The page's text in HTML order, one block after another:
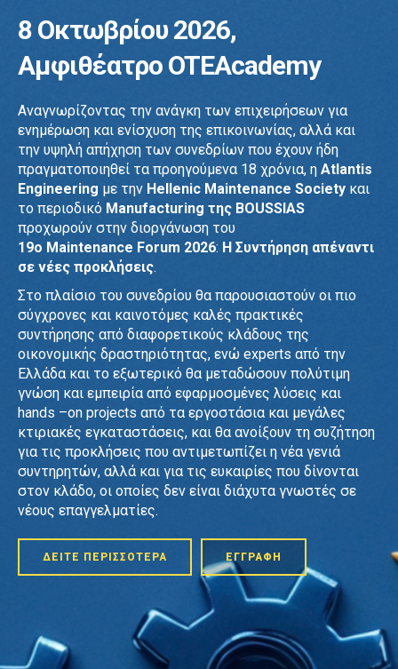
8 Οκτωβρίου 2026,
Αμφιθέατρο OTEAcademy
Αναγνωρίζοντας την ανάγκη των επιχειρήσεων για
ενημέρωση και ενίσχυση της επικοινωνίας, αλλά και
την υψηλή απήχηση των συνεδρίων που έχουν ήδη
πραγματοποιηθεί τα προηγούμενα 18 χρόνια, η Atlantis
Engineering με την Hellenic Maintenance Society και
το περιοδικό Manufacturing της BOUSSIAS
προχωρούν στην διοργάνωση του
19ο Maintenance Forum 2026: Η Συντήρηση απέναντι
σε νέες προκλήσεις.
Στο πλαίσιο του συνεδρίου θα παρουσιαστούν οι πιο
σύγχρονες και καινοτόμες καλές πρακτικές
συντήρησης από διαφορετικούς κλάδους της
οικονομικής δραστηριότητας, ενώ experts από την
Ελλάδα και το εξωτερικό θα μεταδώσουν πολύτιμη
γνώση και εμπειρία από εφαρμοσμένες λύσεις και
hands –on projects από τα εργοστάσια και μεγάλες
κτιριακές εγκαταστάσεις, και θα ανοίξουν τη συζήτηση
για τις προκλήσεις που αντιμετωπίζει η νέα γενιά
συντηρητών, αλλά και για τις ευκαιρίες που δίνονται
στον κλάδο, οι οποίες δεν είναι διάχυτα γνωστές σε
νέους επαγγελματίες.
ΔΕΙΤΕ ΠΕΡΙΣΣΟΤΕΡΑ ΕΓΓΡΑΦΗ
0
1
2
3
4
5
0
1
2
3
4
5
2
3
1
2
3
0
1
0
1